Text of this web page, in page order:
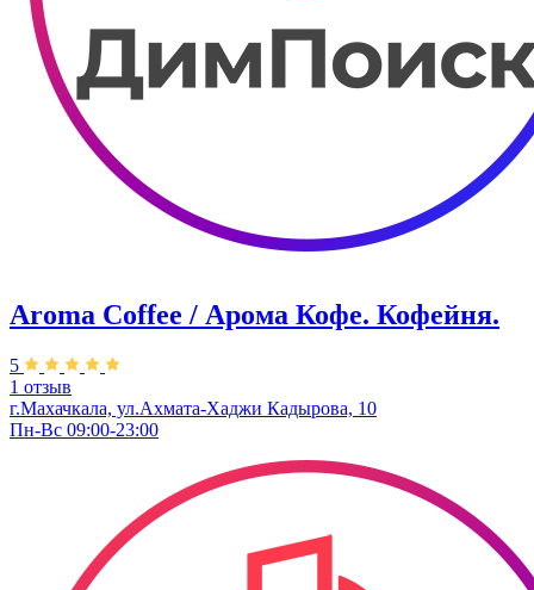
Aroma Coffee / Арома Кофе. Кофейня.
5
1 отзыв
г.Махачкала, ​ул.Ахмата-Хаджи Кадырова, 10
Пн-Вс 09:00-23:00